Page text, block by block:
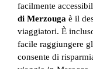
facilmente
di Merzouga è il
viaggiatori. È
facile raggiungere
consente di